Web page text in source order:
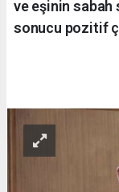
ve eşinin
sonucu pozitif